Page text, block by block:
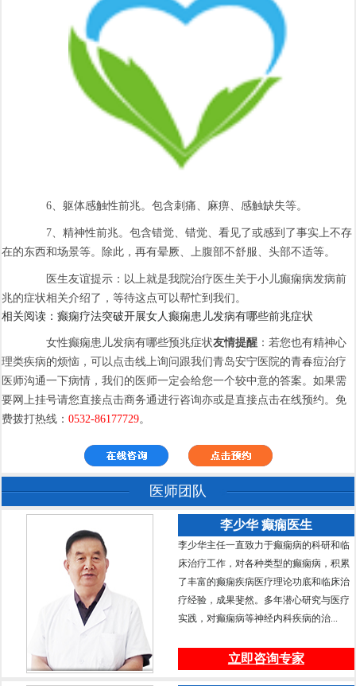
6、躯体感触性前兆。包含刺痛、麻痹、感触缺失等。
7、精神性前兆。包含错觉、错觉、看见了或感到了事实上不存
在的东西和场景等。除此，再有晕厥、上腹部不舒服、头部不适等。
医生友谊提示：以上就是我院治疗医生关于小儿癫痫病发病前
兆的症状相关介绍了，等待这点可以帮忙到我们。
相关阅读：癫痫疗法突破开展女人癫痫患儿发病有哪些前兆症状
女性癫痫患儿发病有哪些预兆症状友情提醒 ：若您也有精神心
理类疾病的烦恼，可以点击线上询问跟我们青岛安宁医院的青春痘治疗
医师沟通一下病情，我们的医师一定会给您一个较中意的答案。如果需
要网上挂号请您直接点击商务通进行咨询亦或是直接点击在线预约。免
费拨打热线：0532-86177729。
医师团队
李少华 癫痫医生
李少华主任一直致力于癫痫病的科研和临
床治疗工作，对各种类型的癫痫病，积累
了丰富的癫痫疾病医疗理论功底和临床治
疗经验，成果斐然。多年潜心研究与医疗
实践，对癫痫病等神经内科疾病的治...
立即咨询专家